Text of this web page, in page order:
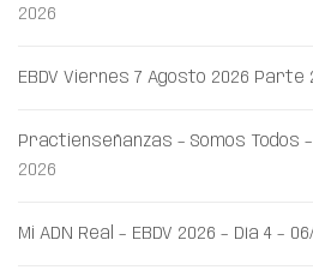
2026
EBDV Viernes 7 Agosto 2026 Parte
Practienseñanzas – Somos Todos
2026
Mi ADN Real – EBDV 2026 – Día 4 –